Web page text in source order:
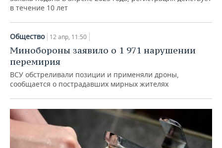
в течение 10 лет
Общество 12 апр, 11:50
Минобороны заявило о 1 971 нарушении
перемирия
ВСУ обстреливали позиции и применяли дроны,
сообщается о пострадавших мирных жителях